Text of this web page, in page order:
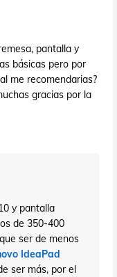
pantalla y
básicas pero por
me recomendarias?
gracias por la
y pantalla
de 350-400
ser de menos
IdeaPad
ser más, por el